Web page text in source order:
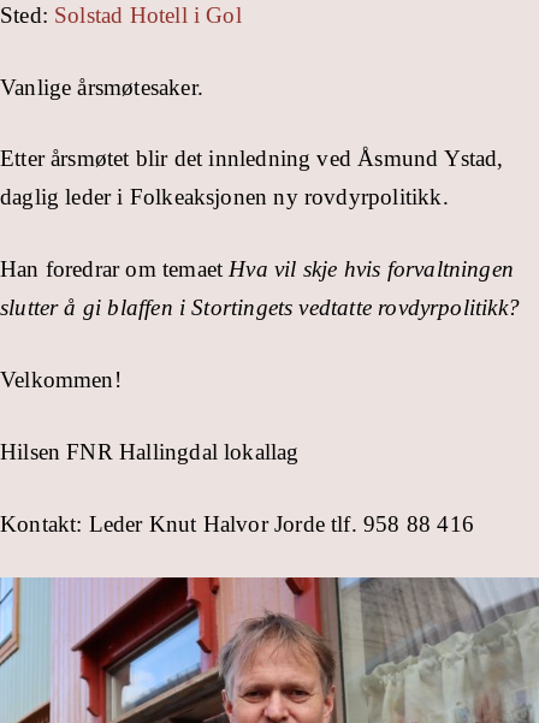
Sted: Solstad Hotell i Gol
Vanlige årsmøtesaker.
Etter årsmøtet blir det innledning ved Åsmund Ystad,
daglig leder i Folkeaksjonen ny rovdyrpolitikk.
Han foredrar om temaetHva vil skje hvis forvaltningen
slutter å gi blaffen i Stortingets vedtatte rovdyrpolitikk?
Velkommen!
Hilsen FNR Hallingdal lokallag
Kontakt: Leder Knut Halvor Jorde tlf. 958 88 416